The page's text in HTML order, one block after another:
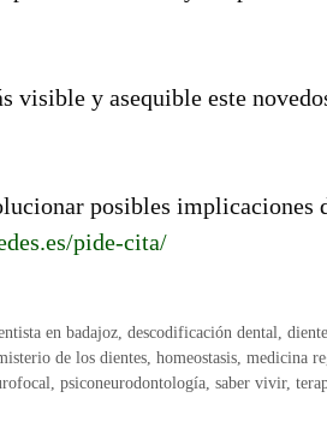
visible y asequible este
posibles implicaciones
pide-cita/
en badajoz, descodificación dental,
de los dientes, homeostasis, medicina
, psiconeurodontología, saber vivir,